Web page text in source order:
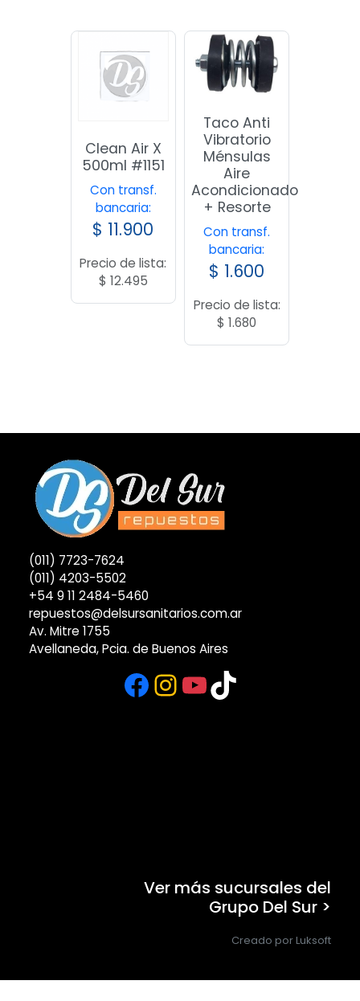
Clean Air X
500ml #1151
Con transf.
bancaria:
$ 11.900
Precio de lista:
$ 12.495
Taco Anti
Vibratorio
Ménsulas
Aire
Acondicionado
+ Resorte
Con transf.
bancaria:
$ 1.600
Precio de lista:
$ 1.680
(011) 7723-7624
(011) 4203-5502
+54 9 11 2484-5460
repuestos@delsursanitarios.com.ar
Av. Mitre 1755
Avellaneda, Pcia. de Buenos Aires
Facebook
Instagram
YouTube
TikTok
Ver más sucursales del
Grupo Del Sur >
Creado por Luksoft